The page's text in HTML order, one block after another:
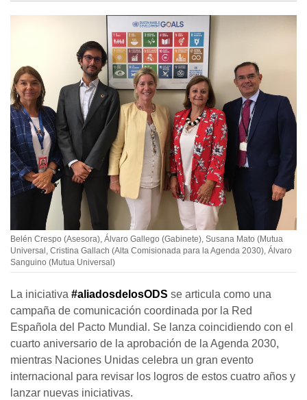
Belén Crespo (Asesora), Álvaro Gallego (Gabinete), Susana Mato (Mutua
Universal, Cristina Gallach (Alta Comisionada para la Agenda 2030), Álvaro
Sanguino (Mutua Universal)
La iniciativa #aliadosdelosODS se articula como una
campaña de comunicación coordinada por la Red
Española del Pacto Mundial. Se lanza coincidiendo con el
cuarto aniversario de la aprobación de la Agenda 2030,
mientras Naciones Unidas celebra un gran evento
internacional para revisar los logros de estos cuatro años y
lanzar nuevas iniciativas.